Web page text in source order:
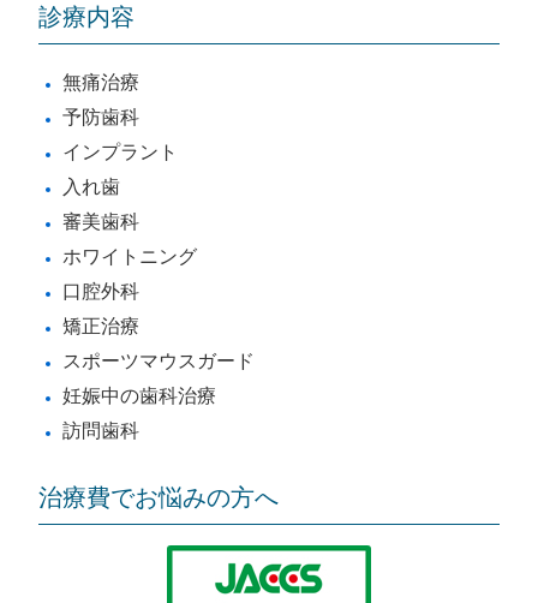
診療内容
無痛治療
予防歯科
インプラント
入れ歯
審美歯科
ホワイトニング
口腔外科
矯正治療
スポーツマウスガード
妊娠中の歯科治療
訪問歯科
治療費でお悩みの方へ